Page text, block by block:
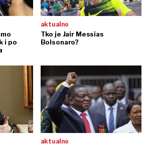
i po
aktualno
Tko je Jair Messias
Bolsonaro?
aktualno